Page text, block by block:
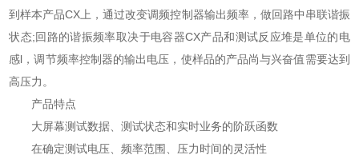
到样本产品CX上，通过改变调频控制器输出频率，做回路中串联谐振
状态;回路的谐振频率取决于电容器CX产品和测试反应堆是单位的电
感l，调节频率控制器的输出电压，使样品的产品尚与兴奋值需要达到
高压力。
产品特点
大屏幕测试数据、测试状态和实时业务的阶跃函数
在确定测试电压、频率范围、压力时间的灵活性